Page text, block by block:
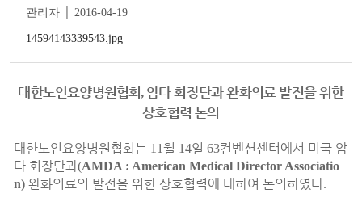
관리자 │ 2016-04-19
14594143339543.jpg
대한노인요양병원협회, 암다 회장단과 완화의료 발전을 위한
상호협력 논의
대한노인요양병원협회는 11월 14일 63컨벤션센터에서 미국 암
다 회장단과(AMDA : American Medical Director Associatio
n) 완화의료의 발전을 위한 상호협력에 대하여 논의하였다.